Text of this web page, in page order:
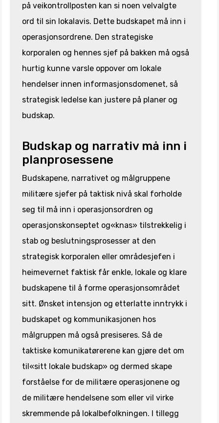
på veikontrollposten kan si noen velvalgte
ord til sin lokalavis. Dette budskapet må inn i
operasjonsordrene. Den strategiske
korporalen og hennes sjef på bakken må også
hurtig kunne varsle oppover om lokale
hendelser innen informasjonsdomenet, så
strategisk ledelse kan justere på planer og
budskap.
Budskap og narrativ må inn i
planprosessene
Budskapene, narrativet og målgruppene
militære sjefer på taktisk nivå skal forholde
seg til må inn i operasjonsordren og
operasjonskonseptet og«knas» tilstrekkelig i
stab og beslutningsprosesser at den
strategisk korporalen eller områdesjefen i
heimevernet faktisk får enkle, lokale og klare
budskapene til å forme operasjonsområdet
sitt. Ønsket intensjon og etterlatte inntrykk i
budskapet og kommunikasjonen hos
målgruppen må også presiseres. Så de
taktiske komunikatørerene kan gjøre det om
til«sitt lokale budskap» og dermed skape
forståelse for de militære operasjonene og
de militære hendelsene som eller vil virke
skremmende på lokalbefolkningen. I tillegg